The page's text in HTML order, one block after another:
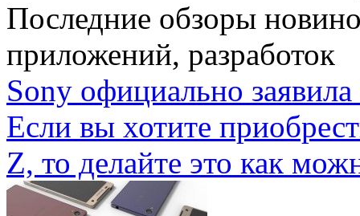
Последние обзоры
приложений, разработок
Sony официально
Если вы хотите
Z, то делайте это как